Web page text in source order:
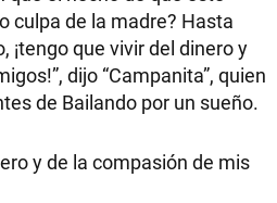
culpa de la madre? Hasta
¡tengo que vivir del dinero y
dijo “Campanita”, quien
de Bailando por un sueño.
y de la compasión de mis